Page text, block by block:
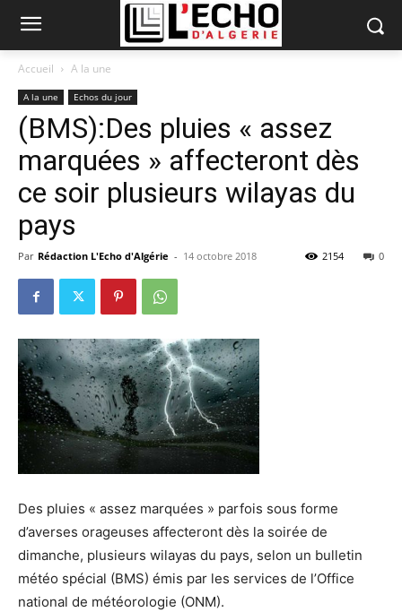
Accueil A la une
A la une Echos du jour
(BMS):Des pluies « assez
marquées » affecteront dès
ce soir plusieurs wilayas du
pays
Par Rédaction L'Echo d'Algérie - 14 octobre 2018 0
2154
Des pluies « assez marquées » parfois sous forme
d’averses orageuses affecteront dès la soirée de
dimanche, plusieurs wilayas du pays, selon un bulletin
météo spécial (BMS) émis par les services de l’Office
national de météorologie (ONM).